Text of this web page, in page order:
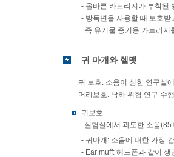
- 올바른 카트리지가 부착된
- 방독면을 사용할 때 보호
즉 유기물 증기용 카트리지
귀 마개와 헬맷
귀 보호: 소음이 심한 연구실
머리보호: 낙하 위험 연구 수
귀보호
실험실에서 과도한 소음
- 귀마개: 소음에 대한 가장
- Ear muff: 헤드폰과 같이